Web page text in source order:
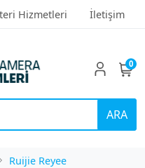
Hizmetleri İletişim
ARA
0
Ruijie Reyee